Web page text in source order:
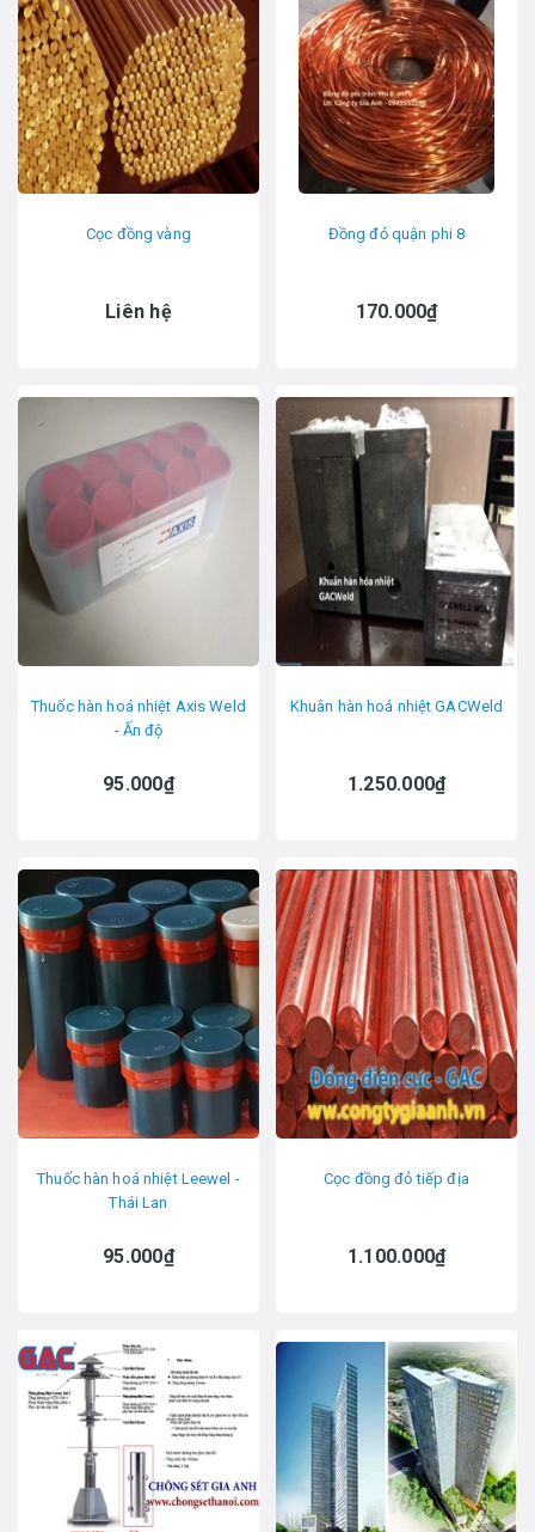
Cọc đồng vàng
Liên hệ
Đồng đỏ quận phi 8
170.000₫
Thuốc hàn hoá nhiệt Axis Weld
- Ấn độ
95.000₫
Khuân hàn hoá nhiệt GACWeld
1.250.000₫
Thuốc hàn hoá nhiệt Leewel -
Thái Lan
95.000₫
Cọc đồng đỏ tiếp địa
1.100.000₫